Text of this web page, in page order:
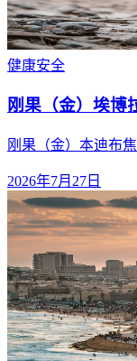
健康安全
刚果（金）埃博
刚果（金）本迪布
2026年7月27日